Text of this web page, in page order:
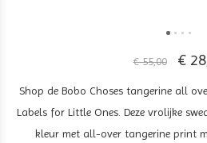
€ 55,00 €
Shop de Bobo Choses tangerine all
Labels for Little Ones. Deze vrolijke
kleur met all-over tangerine print